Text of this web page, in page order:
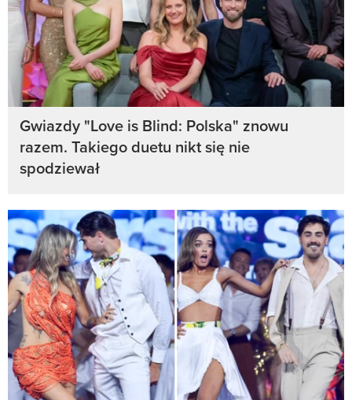
Gwiazdy "Love is Blind: Polska" znowu
razem. Takiego duetu nikt się nie
spodziewał